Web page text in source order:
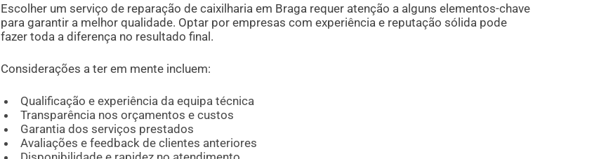
Escolher um serviço de reparação de caixilharia em Braga requer atenção a alguns elementos-chave
para garantir a melhor qualidade. Optar por empresas com experiência e reputação sólida pode
fazer toda a diferença no resultado final.
Considerações a ter em mente incluem:
Qualificação e experiência da equipa técnica
Transparência nos orçamentos e custos
Garantia dos serviços prestados
Avaliações e feedback de clientes anteriores